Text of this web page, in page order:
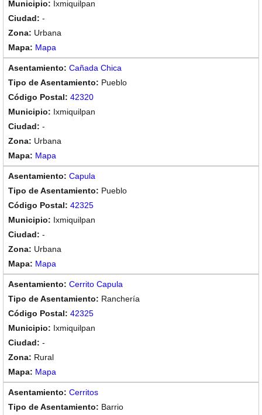
Ixmiquilpan
-
Urbana
Mapa
Cañada Chica
Pueblo
42320
Ixmiquilpan
-
Urbana
Mapa
Capula
Pueblo
42325
Ixmiquilpan
-
Urbana
Mapa
Cerrito Capula
Ranchería
42325
Ixmiquilpan
-
Rural
Mapa
Cerritos
Barrio